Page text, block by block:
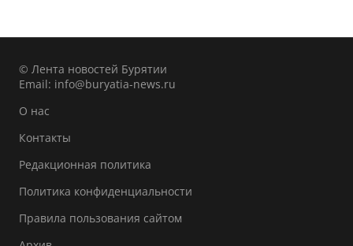
© Лента новостей Бурятии
Email: info@buryatia-news.ru
О нас
Контакты
Редакционная политика
Политика конфиденциальности
Правила пользования сайтом